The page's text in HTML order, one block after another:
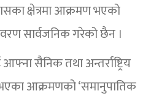
क्षेत्रमा आक्रमण भएको
सार्वजनिक गरेको छैन ।
सैनिक तथा अन्तर्राष्ट्रिय
आक्रमणको ‘समानुपातिक